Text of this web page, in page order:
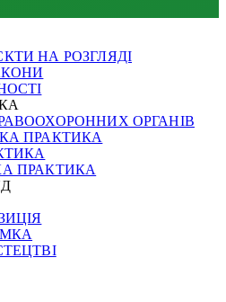
НА РОЗГЛЯДІ
ОРГАНІВ
ПРАКТИКА
ПРАКТИКА